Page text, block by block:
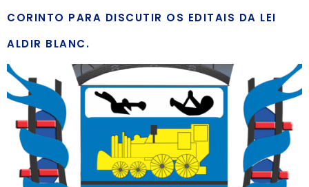
CORINTO PARA DISCUTIR OS EDITAIS DA LEI
ALDIR BLANC.